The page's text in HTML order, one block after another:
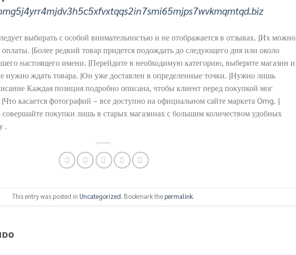
выбирать с особой внимательностью и не отображается в отзывах. |Их можно
оплаты. |Более редкий товар придется подождать до следующего дня или около
настоящего имени. |Перейдите в необходимую категорию, выберите магазин и
нужно ждать товара. |Он уже доставлен в определенные точки. |Нужно лишь
Каждая позиция подробно описана, чтобы клиент перед покупкой мог
касается фотографий – все доступно на официальном сайте маркета Omg. |
совершайте покупки лишь в старых магазинах с большим количеством удобных
.
This entry was posted inUncategorized. Bookmark thepermalink.